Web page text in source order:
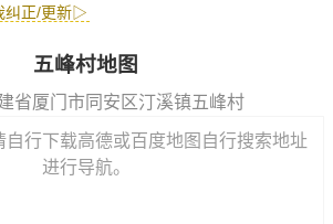
纠正/更新▷
五峰村地图
省厦门市同安区汀溪镇五峰村
自行下载高德或百度地图自行搜索地址
进行导航。